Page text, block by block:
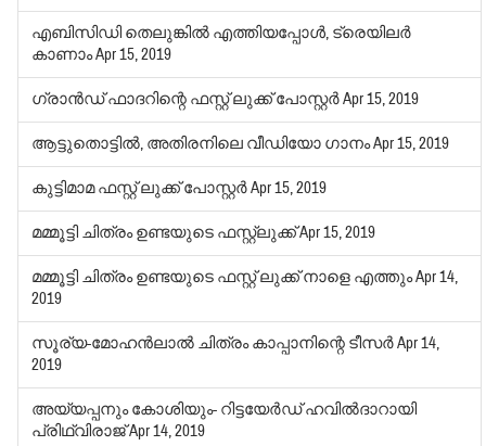
എബിസിഡി തെലുങ്കിൽ എത്തിയപ്പോൾ, ട്രെയിലർ
കാണാംApr 15, 2019
ഗ്രാന്‍ഡ് ഫാദറിന്റെ ഫസ്റ്റ് ലുക്ക് പോസ്റ്റർApr 15, 2019
ആട്ടുതൊട്ടിൽ, അതിരനിലെ വീഡിയോ ഗാനംApr 15, 2019
കുട്ടിമാമ ഫസ്റ്റ് ലുക്ക് പോസ്റ്റർApr 15, 2019
മമ്മൂട്ടി ചിത്രം ഉണ്ടയുടെ ഫസ്റ്റ്‌ലുക്ക്Apr 15, 2019
മമ്മൂട്ടി ചിത്രം ഉണ്ടയുടെ ഫസ്റ്റ് ലുക്ക് നാളെ എത്തുംApr 14,
2019
സൂര്യ-മോഹന്‍ലാല്‍ ചിത്രം കാപ്പാനിന്റെ ടീസര്‍Apr 14,
2019
അയ്യപ്പനും കോശിയും- റിട്ടയേര്‍ഡ് ഹവില്‍ദാറായി
പ്രിഥ്വിരാജ്Apr 14, 2019